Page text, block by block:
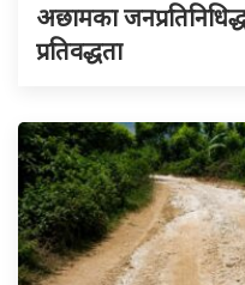
अछामका
प्रतिवद्धता